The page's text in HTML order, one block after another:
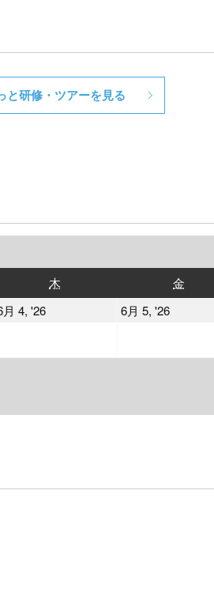
と研修・ツアーを見る
木
曜
金
曜
月 4, '262026
6
日
6月 5, '262026
6
日